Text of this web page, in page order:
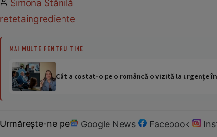
Simona Stănilă
retetaingrediente
MAI MULTE PENTRU TINE
Cât a costat-o pe o româncă o vizită la urgențe
Urmărește-ne pe Google News Facebook